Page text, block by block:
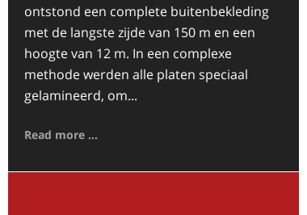
ontstond een complete buitenbekleding
met de langste zijde van 150 m en een
hoogte van 12 m. In een complexe
methode werden alle platen speciaal
gelamineerd, om...
Read more ...